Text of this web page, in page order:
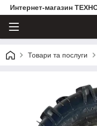
Интернет-магазин
Товари та послуги